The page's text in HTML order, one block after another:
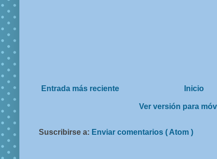
Entrada más reciente Inicio
Ver versión para
Suscribirse a: Enviar comentarios ( Atom )